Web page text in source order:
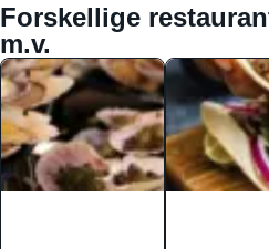
Forskellige
m.v.